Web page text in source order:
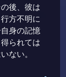
後、彼は
方不明に
身の記憶
られては
ない。